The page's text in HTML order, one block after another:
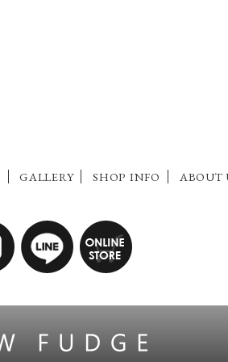
GALLERY SHOP INFO ABOUT